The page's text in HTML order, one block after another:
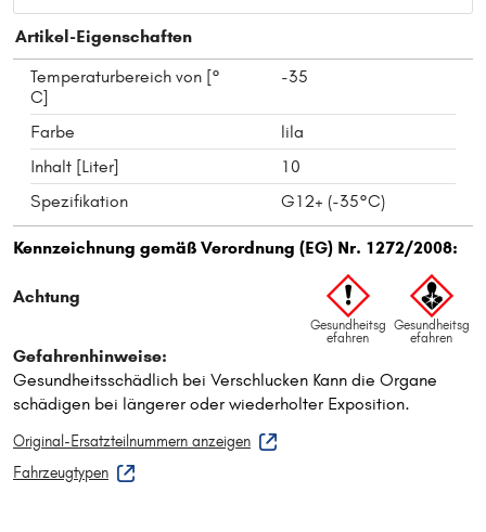
Artikel-Eigenschaften
Temperaturbereich von [°
C]
-35
Farbe
lila
Inhalt [Liter]
10
Spezifikation
G12+ (-35°C)
Original-Ersatzteilnummern anzeigen
Fahrzeugtypen